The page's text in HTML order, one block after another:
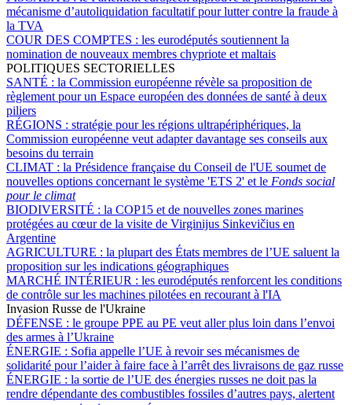
mécanisme d’autoliquidation facultatif pour lutter contre la fraude à
la TVA
COUR DES COMPTES : les eurodéputés soutiennent la
nomination de nouveaux membres chypriote et maltais
POLITIQUES SECTORIELLES
SANTÉ : la Commission européenne révèle sa proposition de
règlement pour un Espace européen des données de santé à deux
piliers
RÉGIONS : stratégie pour les régions ultrapériphériques, la
Commission européenne veut adapter davantage ses conseils aux
besoins du terrain
CLIMAT : la Présidence française du Conseil de l'UE soumet de
nouvelles options concernant le système 'ETS 2' et le Fonds social
pour le climat
BIODIVERSITÉ : la COP15 et de nouvelles zones marines
protégées au cœur de la visite de Virginijus Sinkevičius en
Argentine
AGRICULTURE : la plupart des États membres de l’UE saluent la
proposition sur les indications géographiques
MARCHÉ INTÉRIEUR : les eurodéputés renforcent les conditions
de contrôle sur les machines pilotées en recourant à l'IA
Invasion Russe de l'Ukraine
DÉFENSE : le groupe PPE au PE veut aller plus loin dans l’envoi
des armes à l’Ukraine
ÉNERGIE : Sofia appelle l’UE à revoir ses mécanismes de
solidarité pour l’aider à faire face à l’arrêt des livraisons de gaz russe
ÉNERGIE : la sortie de l’UE des énergies russes ne doit pas la
rendre dépendante des combustibles fossiles d’autres pays, alertent